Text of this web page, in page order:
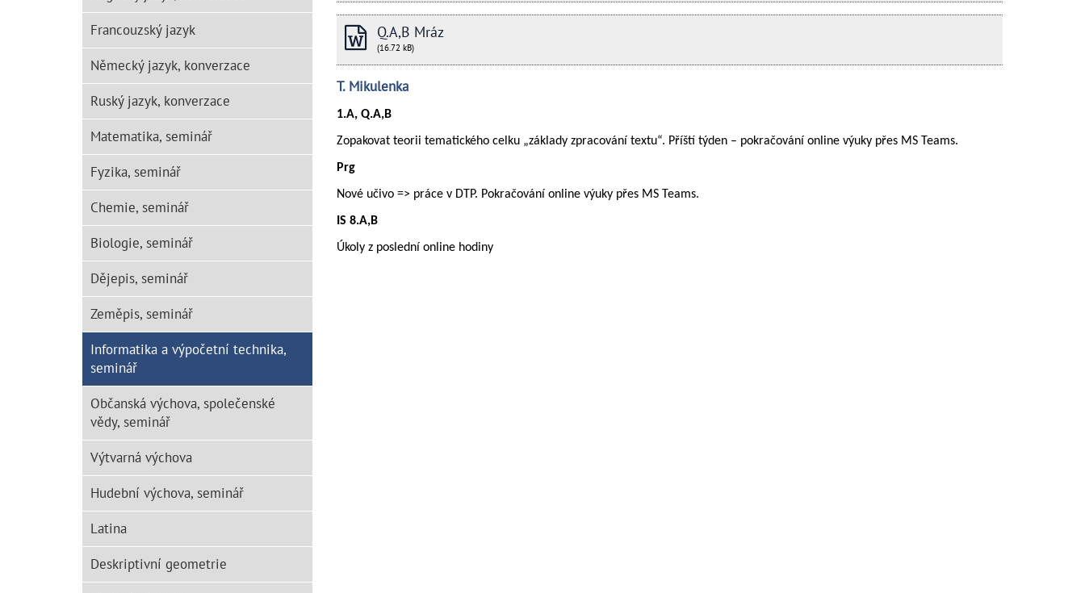
Francouzský jazyk
Německý jazyk, konverzace
Ruský jazyk, konverzace
Matematika, seminář
Fyzika, seminář
Chemie, seminář
Biologie, seminář
Dějepis, seminář
Zeměpis, seminář
Informatika a výpočetní technika,
seminář
Občanská výchova, společenské
vědy, seminář
Výtvarná výchova
Hudební výchova, seminář
Latina
Deskriptivní geometrie
Q.A,B Mráz
(16.72 kB)
T. Mikulenka
1.A, Q.A,B
Zopakovat teorii tematického celku „základy zpracování textu“. Příští týden – pokračování online výuky přes MS Teams.
Prg
Nové učivo => práce v DTP. Pokračování online výuky přes MS Teams.
IS 8.A,B
Úkoly z poslední online hodiny